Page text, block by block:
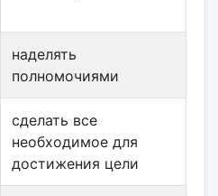
наделять
полномочиями
сделать все
необходимое для
достижения цели